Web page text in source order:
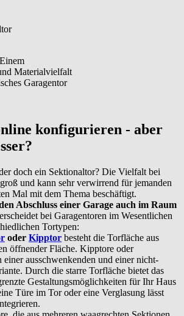
Materialvielfalt
Garagentor
konfigurieren - aber
doch ein Sektionaltor? Die Vielfalt bei
und kann sehr verwirrend für jemanden
Mal mit dem Thema beschäftigt.
Abschluss einer Garage auch im Raum
bei Garagentoren im Wesentlichen
Tortypen:
oder Kipptor besteht die Torfläche aus
öffnender Fläche. Kipptore oder
ausschwenkenden und einer nicht-
Durch die starre Torfläche bietet das
Gestaltungsmöglichkeiten für Ihr Haus
Türe im Tor oder eine Verglasung lässt